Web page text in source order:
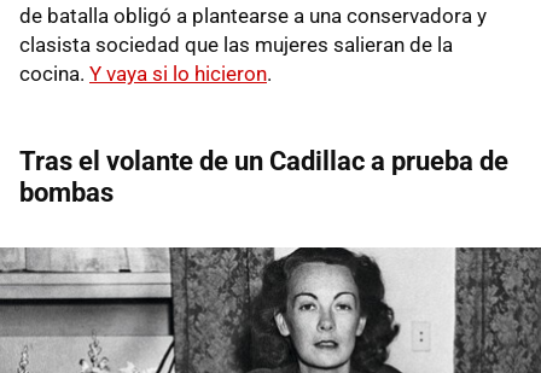
de batalla obligó a plantearse a una conservadora y
clasista sociedad que las mujeres salieran de la
cocina. Y vaya si lo hicieron.
Tras el volante de un Cadillac a prueba de
bombas